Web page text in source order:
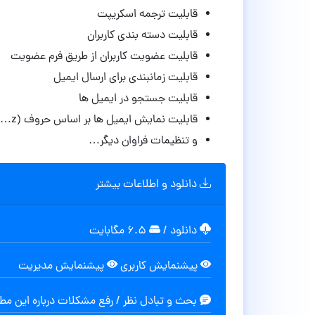
قابلیت ترجمه اسکریپت
قابلیت دسته بندی کاربران
قابلیت عضویت کاربران از طریق فرم عضویت
قابلیت زمانبندی برای ارسال ایمیل
قابلیت جستجو در ایمیل ها
قابلیت نمایش ایمیل ها بر اساس حروف (A…z)
و تنظیمات فراوان دیگر…
دانلود و اطلاعات بیشتر
دانلود /
پیشنمایش کاربری پیشنمایش مدیریت
بحث و تبادل نظر / رفع مشکلات درباره این